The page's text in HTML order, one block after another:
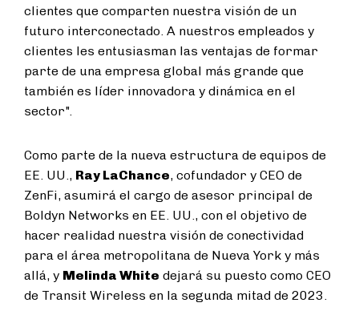
clientes que comparten nuestra visión de un
futuro interconectado. A nuestros empleados y
clientes les entusiasman las ventajas de formar
parte de una empresa global más grande que
también es líder innovadora y dinámica en el
sector".
Como parte de la nueva estructura de equipos de
EE. UU., Ray LaChance, cofundador y CEO de
ZenFi, asumirá el cargo de asesor principal de
Boldyn Networks en EE. UU., con el objetivo de
hacer realidad nuestra visión de conectividad
para el área metropolitana de Nueva York y más
allá, y Melinda White dejará su puesto como CEO
de Transit Wireless en la segunda mitad de 2023.